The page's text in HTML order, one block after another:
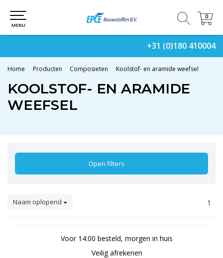
+31 (0)180 410004
0
0
MENU
Home Producten Composieten Koolstof- en aramide weefsel
KOOLSTOF- EN ARAMIDE
WEEFSEL
Open filters
Naam oplopend 1
Voor 14:00 besteld, morgen in huis
Veilig afrekenen